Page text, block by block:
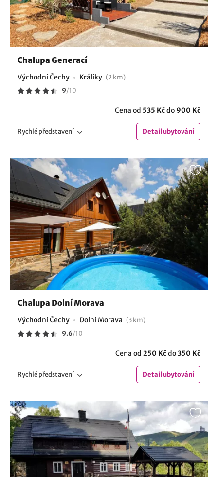
Chalupa Generací
Východní Čechy Králíky (2 km)
9/10
Cena od 535 Kčdo 900 Kč
Rychlépředstavení Detailubytování
Chalupa Dolní Morava
Východní Čechy Dolní Morava (3 km)
9.6/10
Cena od 250 Kčdo350 Kč
Rychlépředstavení Detailubytování